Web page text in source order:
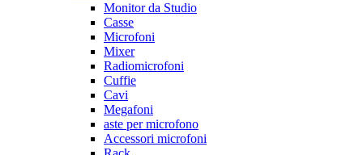
Monitor da Studio
Casse
Microfoni
Mixer
Radiomicrofoni
Cuffie
Cavi
Megafoni
aste per microfono
Accessori microfoni